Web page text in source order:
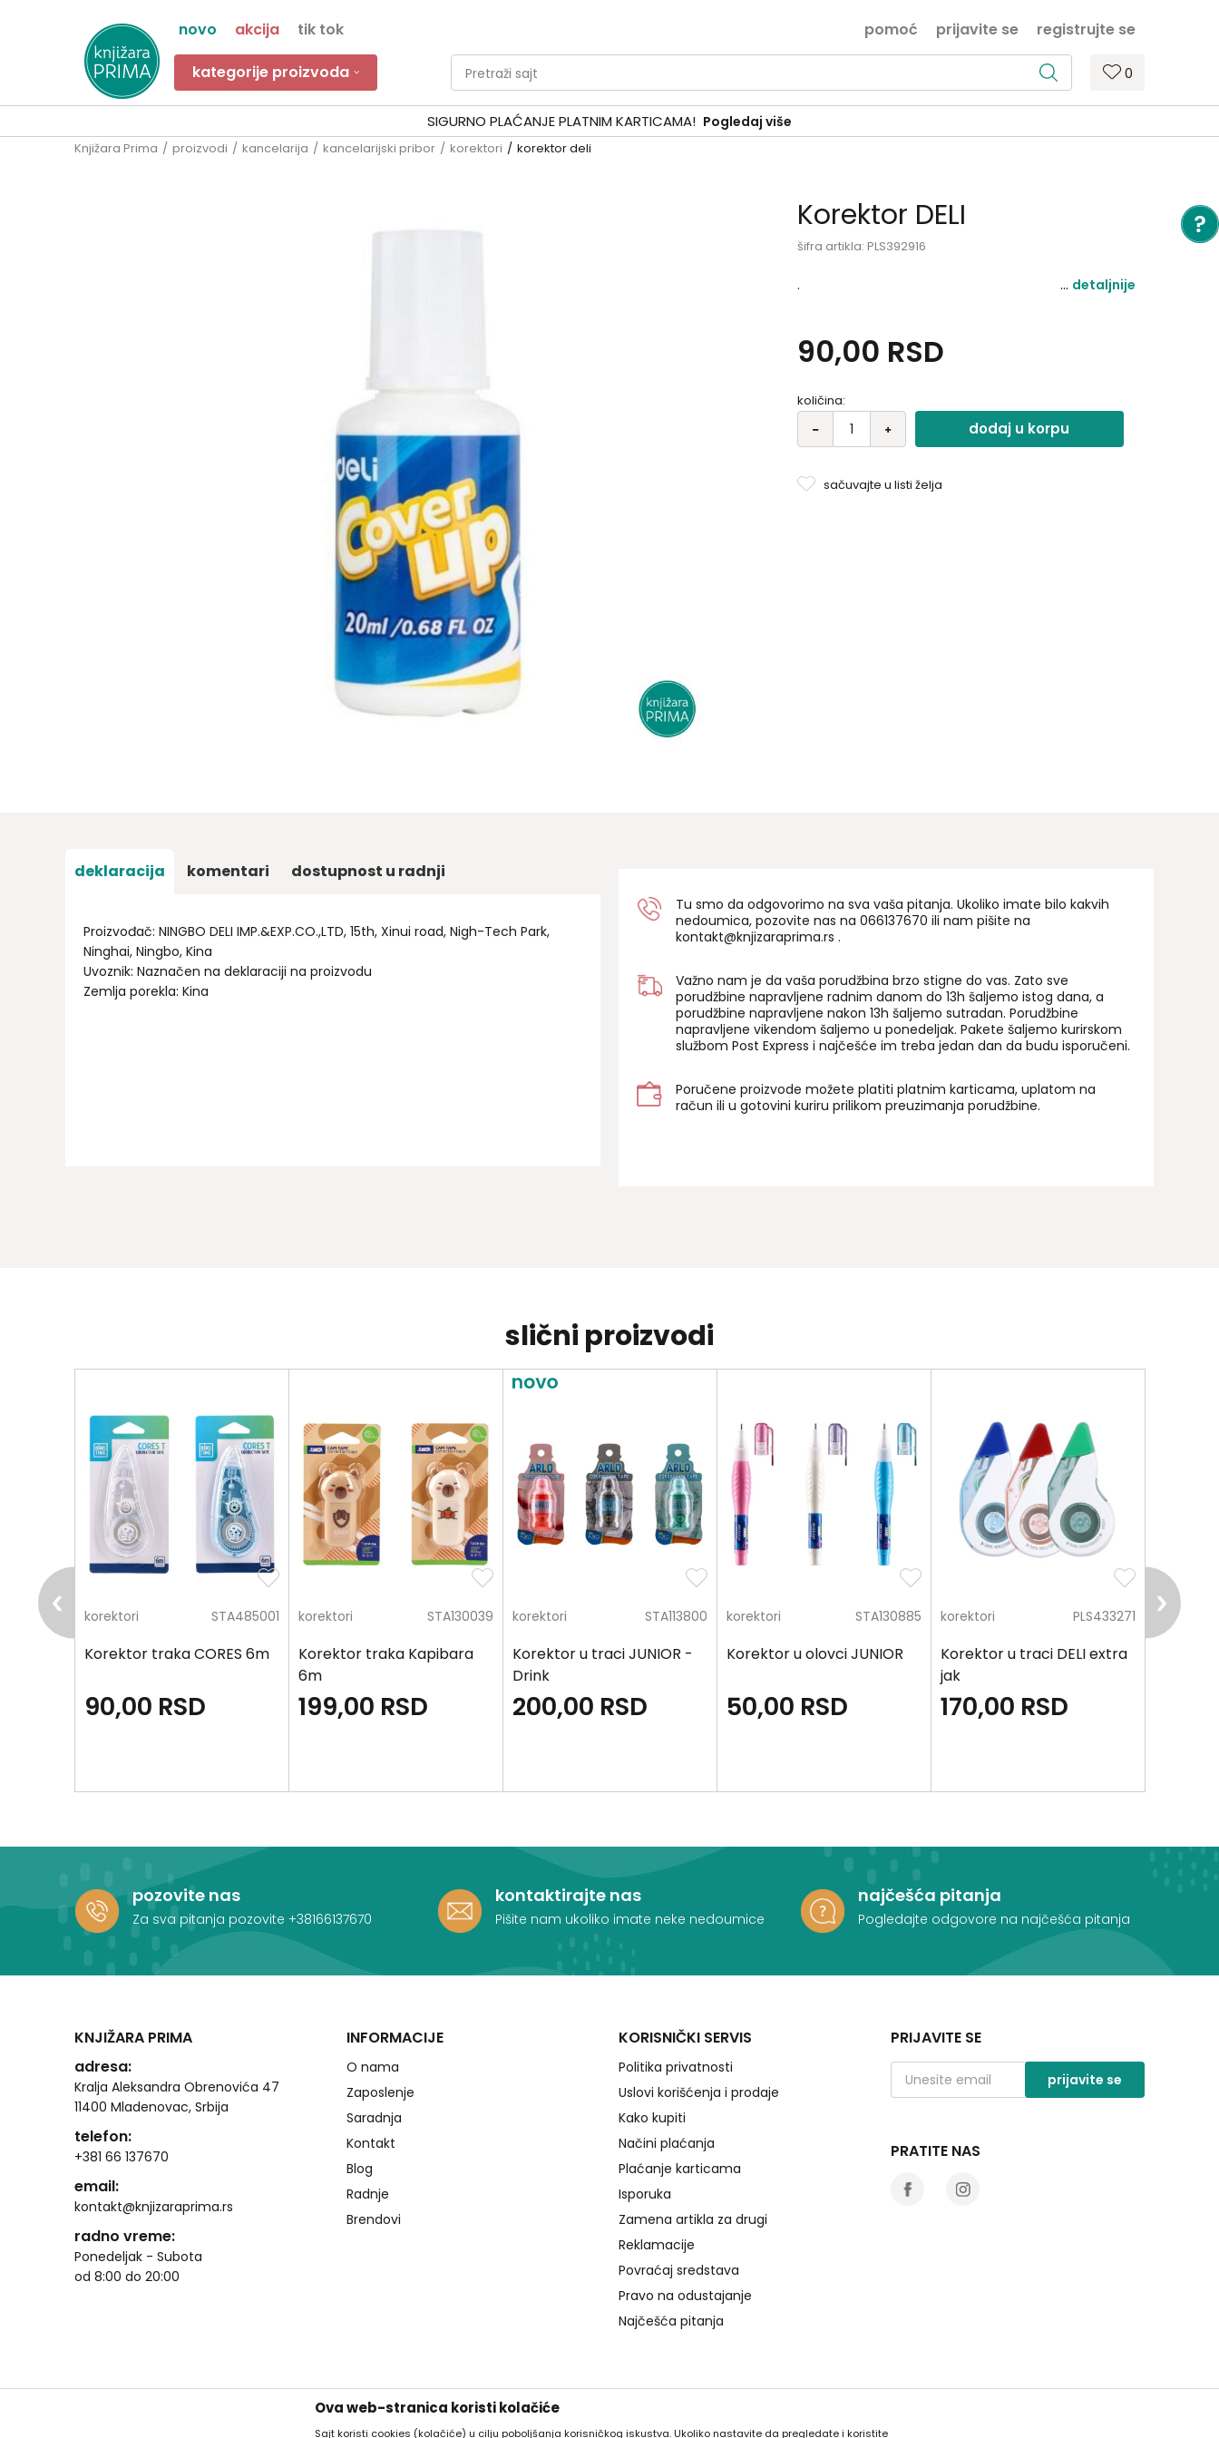
novo akcija tik tok prijavite se registrujte se
pomoć
kategorije proizvoda 0
Pretraži sajt
SIGURNO PLAĆANJE PLATNIM KARTICAMA! Pogledaj više
Knjižara Prima proizvodi kancelarija kancelarijski pribor korektori korektor deli
Korektor DELI
šifra artikla: PLS392916
. detaljnije
90,00 RSD
količina:
dodaj u korpu
sačuvajte u listi želja
deklaracija komentari dostupnost u radnji
Proizvođač: NINGBO DELI IMP.&EXP.CO.,LTD, 15th, Xinui road, Nigh-Tech Park,
Ninghai, Ningbo, Kina
Uvoznik: Naznačen na deklaraciji na proizvodu
Zemlja porekla: Kina
Tu smo da odgovorimo na sva vaša pitanja. Ukoliko imate bilo kakvih
nedoumica, pozovite nas na 066137670 ili nam pišite na
kontakt@knjizaraprima.rs .
Važno nam je da vaša porudžbina brzo stigne do vas. Zato sve
porudžbine napravljene radnim danom do 13h šaljemo istog dana, a
porudžbine napravljene nakon 13h šaljemo sutradan. Porudžbine
napravljene vikendom šaljemo u ponedeljak. Pakete šaljemo kurirskom
službom Post Express i najčešće im treba jedan dan da budu isporučeni.
Poručene proizvode možete platiti platnim karticama, uplatom na
račun ili u gotovini kuriru prilikom preuzimanja porudžbine.
slični proizvodi
korektori STA485001
Korektor traka CORES 6m
90,00 RSD
korektori STA130039
Korektor traka Kapibara
6m
199,00 RSD
korektori STA113800
Korektor u traci JUNIOR -
Drink
200,00 RSD
korektori STA130885
Korektor u olovci JUNIOR
50,00 RSD
korektori PLS433271
Korektor u traci DELI extra
jak
170,00 RSD
korektori
pozovite nas
Za sva pitanja pozovite +38166137670
kontaktirajte nas
Pišite nam ukoliko imate neke nedoumice
najčešća pitanja
Pogledajte odgovore na najčešća pitanja
KNJIŽARA PRIMA
adresa:
Kralja Aleksandra Obrenovića 47
11400 Mladenovac, Srbija
telefon:
+381 66 137670
email:
kontakt@knjizaraprima.rs
radno vreme:
Ponedeljak - Subota
od 8:00 do 20:00
INFORMACIJE
O nama
Zaposlenje
Saradnja
Kontakt
Blog
Radnje
Brendovi
KORISNIČKI SERVIS
Politika privatnosti
Uslovi korišćenja i prodaje
Kako kupiti
Načini plaćanja
Plaćanje karticama
Isporuka
Zamena artikla za drugi
Reklamacije
Povraćaj sredstava
Pravo na odustajanje
Najčešća pitanja
PRIJAVITE SE
prijavite se
PRATITE NAS
Ova web-stranica koristi kolačiće
Sajt koristi cookies (kolačiće) u cilju poboljšanja korisničkog iskustva. Ukoliko nastavite da pregledate i koristite